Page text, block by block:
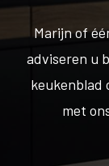
Marijn of
adviseren u
keukenblad
met